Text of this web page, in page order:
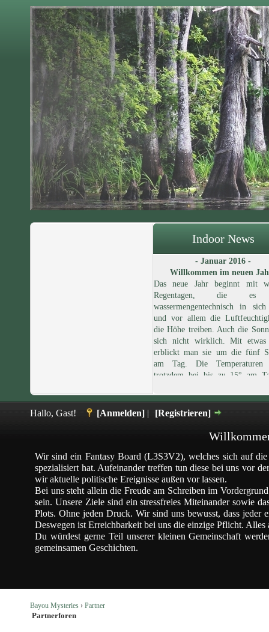
Indoor News
- Januar 2016 -
Willkommen im neuen
Das neue Jahr beginnt mit
Regentagen, die es
wassermengentechnisch in
und vor allem die
die Höhe treiben. Auch die
sich nicht wirklich. Mit etwas
erblickt man sie um die fünf
am Tag. Die Temperaturen
trotzdem bei bis zu 15° am
Grad ab.
Hallo, Gast! [Anmelden] | [Registrieren]
Wir sind ein Fantasy Board (L3S3V2), welches sich auf
spezialisiert hat. Aufeinander treffen tun diese bei uns vor
wir aktuelle politische Ereignisse außen vor lassen.
Bei uns steht allein die Freude am Schreiben im
sein. Unsere Ziele sind ein stressfreies Miteinander sowie
Plots. Ohne jeden Druck. Wir sind uns bewusst, dass
Deswegen ist Erreichbarkeit bei uns die einzige Pflicht. Alles
Du würdest gerne Teil unserer kleinen Gemeinschaft
gemeinsamen Geschichten.
Bayou Mysteries › Partner
Partnerforen